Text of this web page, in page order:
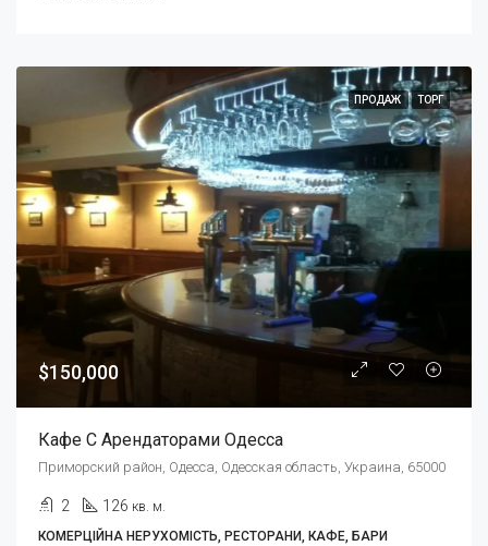
ПРОДАЖ ТОРГ
$150,000
Кафе С Арендаторами Одесса
Приморский район, Одесса, Одесская область, Украина, 65000
2 126 кв. м.
КОМЕРЦІЙНА НЕРУХОМІСТЬ, РЕСТОРАНИ, КАФЕ, БАРИ